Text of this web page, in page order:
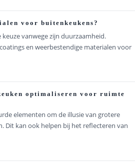
voor buitenkeukens?
vanwege zijn duurzaamheid.
en weerbestendige materialen voor
optimaliseren voor ruimte
elementen om de illusie van grotere
Dit kan ook helpen bij het reflecteren van